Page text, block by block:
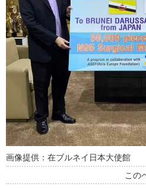
画像提供：在ブルネイ日本大使館
この